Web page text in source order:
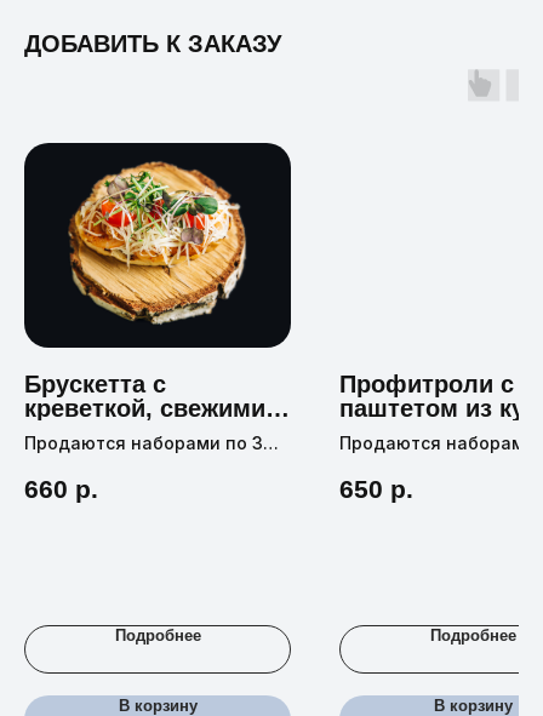
ДОБАВИТЬ К ЗАКАЗУ
Брускетта с
креветкой, свежими
огурцами и
перепелиным яйцом
Продаются наборами по 3
Цена 1 штуки —
660 р.
Подробнее
В корзину
Профитроли с
паштетом из
печени
Продаются наборами
Цена 1 штуки —
650 р.
Подробнее
В корзину